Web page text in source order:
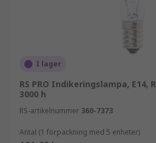
Det finns också en mängd olika
på den specifika fattning som
behöver fungera med. En
indikeras med en kod som
BC.
Ugnslampor
I lager
RS PRO Indikeringslampa, E14,
3000 h
RS-artikelnummer 360-7373
Antal (1 förpackning med 5 enheter)